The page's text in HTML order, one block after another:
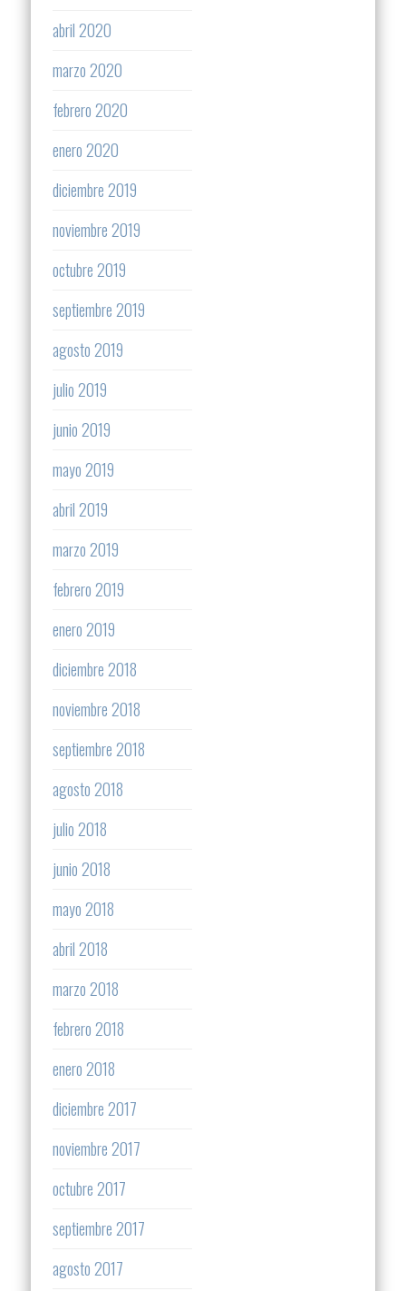
abril 2020
marzo 2020
febrero 2020
enero 2020
diciembre 2019
noviembre 2019
octubre 2019
septiembre 2019
agosto 2019
julio 2019
junio 2019
mayo 2019
abril 2019
marzo 2019
febrero 2019
enero 2019
diciembre 2018
noviembre 2018
septiembre 2018
agosto 2018
julio 2018
junio 2018
mayo 2018
abril 2018
marzo 2018
febrero 2018
enero 2018
diciembre 2017
noviembre 2017
octubre 2017
septiembre 2017
agosto 2017